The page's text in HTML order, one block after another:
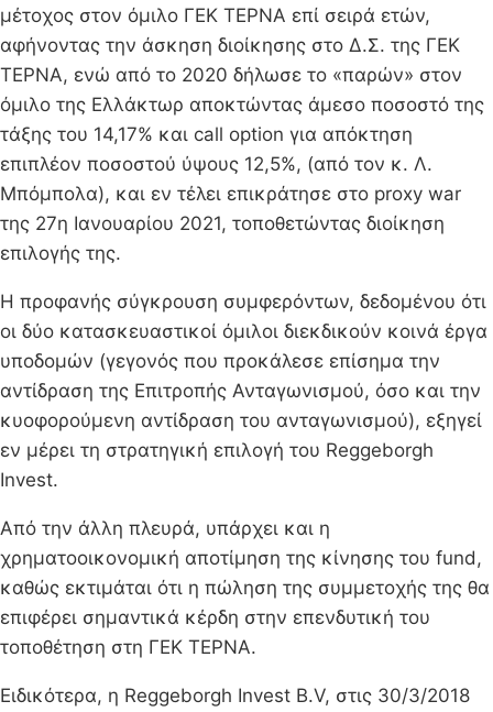
μέτοχος στον όμιλο ΓΕΚ ΤΕΡΝΑ επί σειρά ετών,
αφήνοντας την άσκηση διοίκησης στο Δ.Σ. της ΓΕΚ
ΤΕΡΝΑ, ενώ από το 2020 δήλωσε το «παρών» στον
όμιλο της Ελλάκτωρ αποκτώντας άμεσο ποσοστό της
τάξης του 14,17% και call option για απόκτηση
επιπλέον ποσοστού ύψους 12,5%, (από τον κ. Λ.
Μπόμπολα), και εν τέλει επικράτησε στο proxy war
της 27η Ιανουαρίου 2021, τοποθετώντας διοίκηση
επιλογής της.
Η προφανής σύγκρουση συμφερόντων, δεδομένου ότι
οι δύο κατασκευαστικοί όμιλοι διεκδικούν κοινά έργα
υποδομών (γεγονός που προκάλεσε επίσημα την
αντίδραση της Επιτροπής Ανταγωνισμού, όσο και την
κυοφορούμενη αντίδραση του ανταγωνισμού), εξηγεί
εν μέρει τη στρατηγική επιλογή του Reggeborgh
Invest.
Από την άλλη πλευρά, υπάρχει και η
χρηματοοικονομική αποτίμηση της κίνησης του fund,
καθώς εκτιμάται ότι η πώληση της συμμετοχής της θα
επιφέρει σημαντικά κέρδη στην επενδυτική του
τοποθέτηση στη ΓΕΚ ΤΕΡΝΑ.
Ειδικότερα, η Reggeborgh Invest B.V, στις 30/3/2018